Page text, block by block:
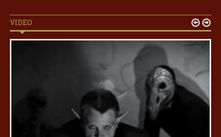
VIDEO  